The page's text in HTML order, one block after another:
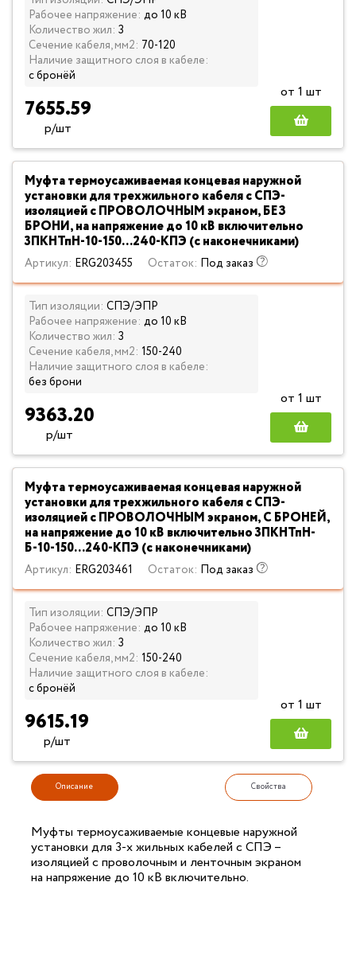
Рабочее напряжение: до 10 кВ
Количество жил: 3
Сечение кабеля, мм2: 70-120
Наличие защитного слоя в кабеле:
с бронёй
7655.59
р/шт
от 1 шт
Муфта термоусаживаемая концевая наружной
установки для трехжильного кабеля с СПЭ-
изоляцией с ПРОВОЛОЧНЫМ экраном, БЕЗ
БРОНИ, на напряжение до 10 кВ включительно
3ПКНТпН-10-150...240-КПЭ (с наконечниками)
Артикул: ERG203455 Остаток: Под заказ
Тип изоляции: СПЭ/ЭПР
Рабочее напряжение: до 10 кВ
Количество жил: 3
Сечение кабеля, мм2: 150-240
Наличие защитного слоя в кабеле:
без брони
9363.20
р/шт
от 1 шт
Муфта термоусаживаемая концевая наружной
установки для трехжильного кабеля с СПЭ-
изоляцией с ПРОВОЛОЧНЫМ экраном, С БРОНЕЙ,
на напряжение до 10 кВ включительно 3ПКНТпН-
Б-10-150...240-КПЭ (с наконечниками)
Артикул: ERG203461 Остаток: Под заказ
Тип изоляции: СПЭ/ЭПР
Рабочее напряжение: до 10 кВ
Количество жил: 3
Сечение кабеля, мм2: 150-240
Наличие защитного слоя в кабеле:
с бронёй
9615.19
р/шт
от 1 шт
Описание Свойства
Муфты термоусаживаемые концевые наружной
установки для 3-х жильных кабелей с СПЭ –
изоляцией с проволочным и ленточным экраном
на напряжение до 10 кВ включительно.